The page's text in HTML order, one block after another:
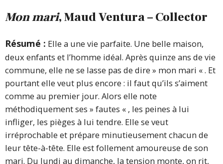
Mon mari, Maud Ventura – Collector
Résumé : Elle a une vie parfaite. Une belle maison,
deux enfants et l’homme idéal. Après quinze ans de vie
commune, elle ne se lasse pas de dire » mon mari « . Et
pourtant elle veut plus encore : il faut qu’ils s’aiment
comme au premier jour. Alors elle note
méthodiquement ses » fautes « , les peines à lui
infliger, les pièges à lui tendre. Elle se veut
irréprochable et prépare minutieusement chacun de
leur tête-à-tête. Elle est follement amoureuse de son
mari. Du lundi au dimanche, la tension monte, on rit,